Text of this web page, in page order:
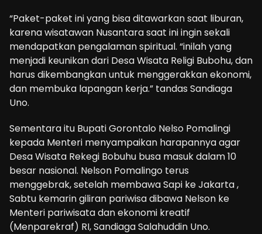
“Paket-paket ini yang bisa ditawarkan saat liburan,
karena wisatawan Nusantara saat ini ingin sekali
mendapatkan pengalaman spiritual. “inilah yang
menjadi keunikan dari Desa Wisata Religi Bubohu, dan
harus dikembangkan untuk menggerakkan ekonomi,
dan membuka lapangan kerja.” tandas Sandiaga
Uno.
Sementara itu Bupati Gorontalo Nelso Pomalingi
kepada Menteri menyampaikan harapannya agar
Desa Wisata Rekegi Bobuhu busa masuk dalam 10
besar nasional. Nelson Pomalingo terus
menggebrak, setelah membawa Sapi ke Jakarta ,
Sabtu kemarin giliran pariwisa dibawa Nelson ke
Menteri pariwisata dan ekonomi kreatif
(Menparekraf) RI, Sandiaga Salahuddin Uno.